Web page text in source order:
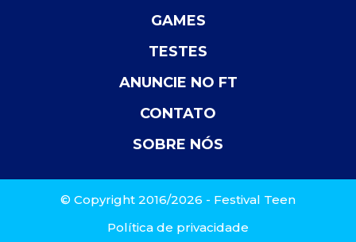
GAMES
TESTES
ANUNCIE NO FT
CONTATO
SOBRE NÓS
© Copyright 2016/2026 - Festival Teen
Política de privacidade